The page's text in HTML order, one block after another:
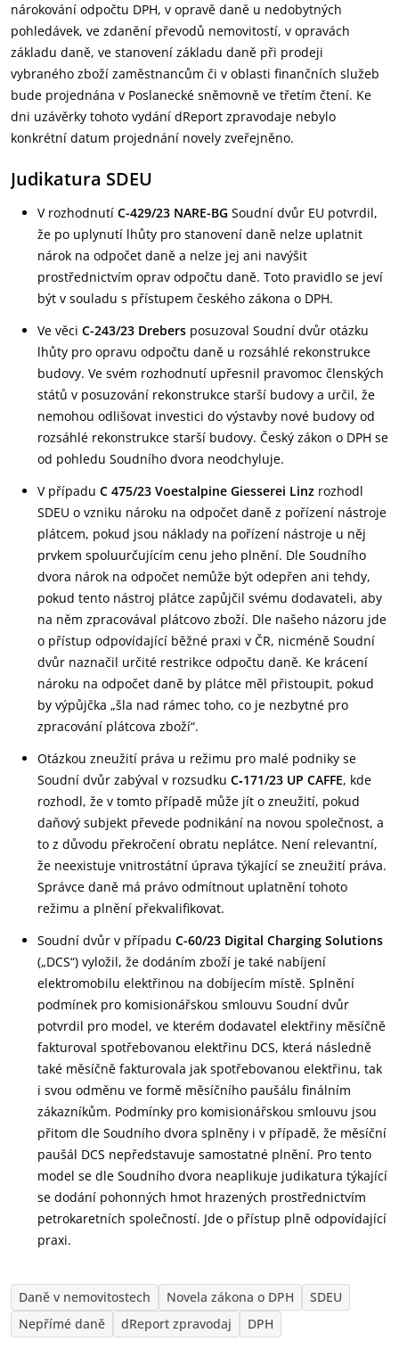
nárokování odpočtu DPH, v opravě daně u nedobytných
pohledávek, ve zdanění převodů nemovitostí, v opravách
základu daně, ve stanovení základu daně při prodeji
vybraného zboží zaměstnancům či v oblasti finančních služeb
bude projednána v Poslanecké sněmovně ve třetím čtení. Ke
dni uzávěrky tohoto vydání dReport zpravodaje nebylo
konkrétní datum projednání novely zveřejněno.
Judikatura SDEU
V rozhodnutí C-429/23 NARE-BG Soudní dvůr EU potvrdil,
že po uplynutí lhůty pro stanovení daně nelze uplatnit
nárok na odpočet daně a nelze jej ani navýšit
prostřednictvím oprav odpočtu daně. Toto pravidlo se jeví
být v souladu s přístupem českého zákona o DPH.
Ve věci C-243/23 Drebers posuzoval Soudní dvůr otázku
lhůty pro opravu odpočtu daně u rozsáhlé rekonstrukce
budovy. Ve svém rozhodnutí upřesnil pravomoc členských
států v posuzování rekonstrukce starší budovy a určil, že
nemohou odlišovat investici do výstavby nové budovy od
rozsáhlé rekonstrukce starší budovy. Český zákon o DPH se
od pohledu Soudního dvora neodchyluje.
V případu C 475/23 Voestalpine Giesserei Linz rozhodl
SDEU o vzniku nároku na odpočet daně z pořízení nástroje
plátcem, pokud jsou náklady na pořízení nástroje u něj
prvkem spoluurčujícím cenu jeho plnění. Dle Soudního
dvora nárok na odpočet nemůže být odepřen ani tehdy,
pokud tento nástroj plátce zapůjčil svému dodavateli, aby
na něm zpracovával plátcovo zboží. Dle našeho názoru jde
o přístup odpovídající běžné praxi v ČR, nicméně Soudní
dvůr naznačil určité restrikce odpočtu daně. Ke krácení
nároku na odpočet daně by plátce měl přistoupit, pokud
by výpůjčka „šla nad rámec toho, co je nezbytné pro
zpracování plátcova zboží“.
Otázkou zneužití práva u režimu pro malé podniky se
Soudní dvůr zabýval v rozsudku C‑171/23 UP CAFFE, kde
rozhodl, že v tomto případě může jít o zneužití, pokud
daňový subjekt převede podnikání na novou společnost, a
to z důvodu překročení obratu neplátce. Není relevantní,
že neexistuje vnitrostátní úprava týkající se zneužití práva.
Správce daně má právo odmítnout uplatnění tohoto
režimu a plnění překvalifikovat.
Soudní dvůr v případu C-60/23 Digital Charging Solutions
(„DCS“) vyložil, že dodáním zboží je také nabíjení
elektromobilu elektřinou na dobíjecím místě. Splnění
podmínek pro komisionářskou smlouvu Soudní dvůr
potvrdil pro model, ve kterém dodavatel elektřiny měsíčně
fakturoval spotřebovanou elektřinu DCS, která následně
také měsíčně fakturovala jak spotřebovanou elektřinu, tak
i svou odměnu ve formě měsíčního paušálu finálním
zákazníkům. Podmínky pro komisionářskou smlouvu jsou
přitom dle Soudního dvora splněny i v případě, že měsíční
paušál DCS nepředstavuje samostatné plnění. Pro tento
model se dle Soudního dvora neaplikuje judikatura týkající
se dodání pohonných hmot hrazených prostřednictvím
petrokaretních společností. Jde o přístup plně odpovídající
praxi.
Daně v nemovitostech Novela zákona o DPH
SDEU
Nepřímé daně
dReport zpravodaj DPH